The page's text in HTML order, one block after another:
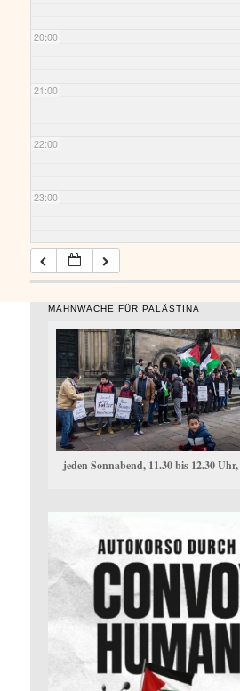
20:00
21:00
22:00
23:00
MAHNWACHE FÜR PALÄSTINA
jeden Sonnabend, 11.30 bis 12.30